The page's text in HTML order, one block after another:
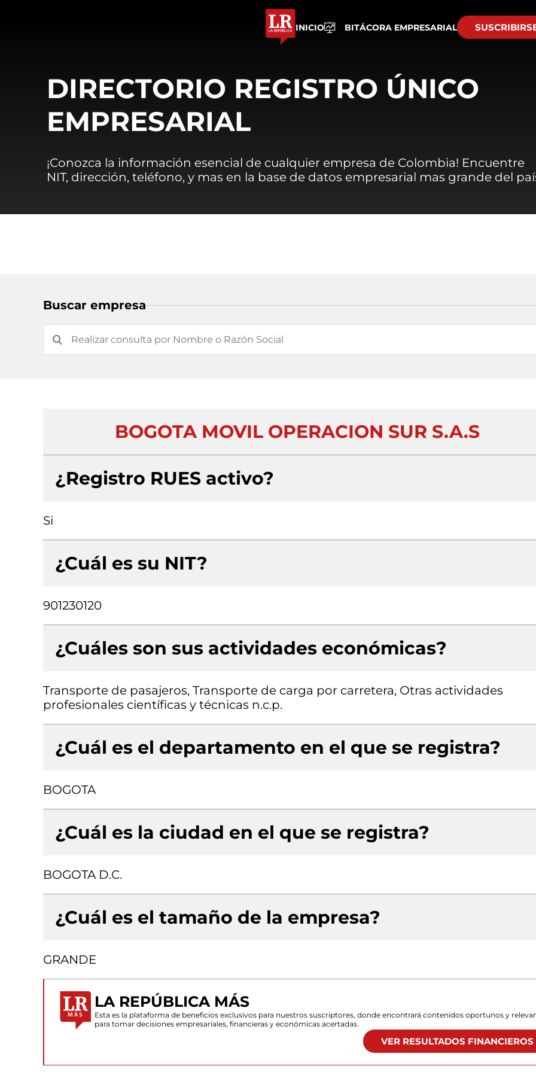
INICIO BITÁCORA EMPRESARIAL
DIRECTORIO REGISTRO ÚNICO
EMPRESARIAL
¡Conozca la información esencial de cualquier empresa de Colombia! Encuentre
NIT, dirección, teléfono, y mas en la base de datos empresarial mas grande del
Buscar empresa
BOGOTA MOVIL OPERACION SUR S.A.S
¿Registro RUES activo?
Si
¿Cuál es su NIT?
901230120
¿Cuáles son sus actividades económicas?
Transporte de pasajeros, Transporte de carga por carretera, Otras actividades
profesionales científicas y técnicas n.c.p.
¿Cuál es el departamento en el que se registra?
BOGOTA
¿Cuál es la ciudad en el que se registra?
BOGOTA D.C.
¿Cuál es el tamaño de la empresa?
GRANDE
LA REPÚBLICA MÁS
Esta es la plataforma de beneficios exclusivos para nuestros suscriptores, donde encontrará contenidos oportunos y
para tomar decisiones empresariales, financieras y económicas acertadas.
VER RESULTADOS FINANCIEROS